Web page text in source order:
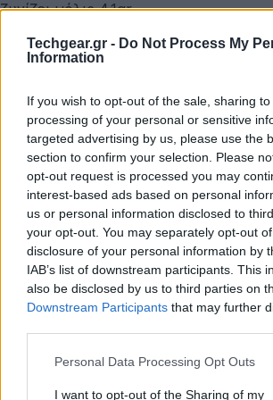
Techgear.gr - Do Not Process My
Information
If you wish to opt-out of the sale, sharing
processing of your personal or sensitive
targeted advertising by us, please use the
section to confirm your selection. Please
opt-out request is processed you may
interest-based ads based on personal
us or personal information disclosed to
your opt-out. You may separately opt-out
disclosure of your personal information by
IAB’s list of downstream participants. This
also be disclosed by us to third parties on
Downstream Participants that may further
Please note that this website/app uses one
not limited to your visit or usage behaviour.
Personal Data Processing Opt Outs
I want to opt-out of the Sharing of my
ζυγίζει μόλις 4.1gr.
Η λειτουργία ενεργής ακύρωσης
μειώνει τον περιβαλλοντικό θόρυβο
Huawei κάνει λόγο για ένα νέο clear
απευθύνεται σε vloggers, έτσι ώστε